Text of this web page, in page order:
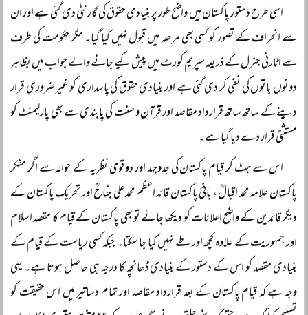
اسی طرح دستور پاکستان میں واضح طور پر بنیادی حقوق کی گارنٹی دی گئی ہے اور ان
سے انحراف کے تصور کو کسی بھی مرحلہ میں قبول نہیں کیا گیا۔ مگر حکومت کی طرف
سے اٹارنی جنرل کے ذریعہ سپریم کورٹ میں پیش کیے جانے والے جواب میں بظاہر
دونوں باتوں کی نفی کر دی گئی ہے اور بنیادی حقوق کی پاسداری کو غیر ضروری قرار
دینے کے ساتھ ساتھ قرارداد مقاصد اور قرآن و سنت کی پابندی سے بھی پارلیمنٹ کو
مستثنیٰ قرار دے دیا گیا ہے۔
اس سے ہٹ کر قیام پاکستان کی جدوجہد اور دو قومی نظریہ کے حوالہ سے اگر مفکر
پاکستان علامہ محمد اقبالؒ ، بانئ پاکستان قائد اعظم محمد علی جناحؒ اور تحریک پاکستان کے
دیگر قائدین کے واضح اعلانات کو دیکھا جائے تو بھی پاکستان کے قیام کا مقصد اسلام
اور جمہوریت کے علاوہ کچھ اور طے نہیں کیا جا سکتا۔ جبکہ کسی ریاست کے قیام کے
بنیادی مقصد کو اس کے دستور کے بنیادی ڈھانچہ کا درجہ ہی حاصل ہوتا ہے۔ یہی
وجہ ہے کہ قیام پاکستان کے بعد قرارداد مقاصد اور تمام دساتیر میں اس حقیقت کو